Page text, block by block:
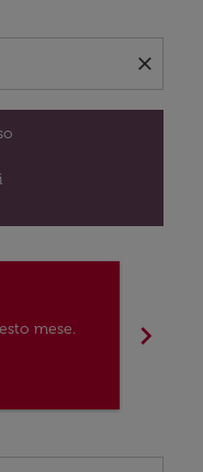
close
mese.
chevron_right